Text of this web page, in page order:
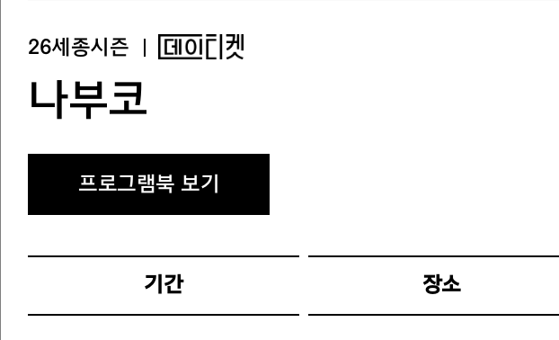
26세종시즌
나부코
프로그램북 보기
다운로드
기간 장소